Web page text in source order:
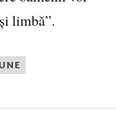
limbă”.